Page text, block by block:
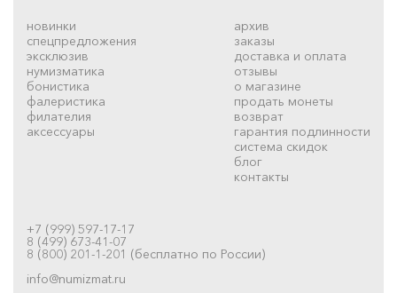
новинки
спецпредложения
эксклюзив
нумизматика
бонистика
фалеристика
филателия
аксессуары
архив
заказы
доставка и оплата
отзывы
о магазине
продать монеты
возврат
гарантия подлинности
система скидок
блог
контакты
+7 (999) 597-17-17
8 (499) 673-41-07
8 (800) 201-1-201 (бесплатно по России)
info@numizmat.ru